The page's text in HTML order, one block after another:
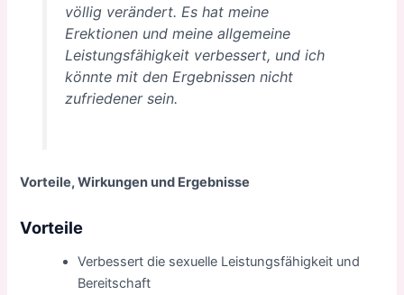
völlig verändert. Es hat meine
Erektionen und meine allgemeine
Leistungsfähigkeit verbessert, und ich
könnte mit den Ergebnissen nicht
zufriedener sein.
Vorteile, Wirkungen und Ergebnisse
Vorteile
Verbessert die sexuelle Leistungsfähigkeit und
Bereitschaft